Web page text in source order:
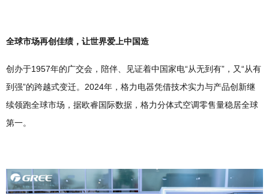
全球市场再创佳绩，让世界爱上中国造
创办于1957年的广交会，陪伴、见证着中国家电“从无到有”，又“从有
到强”的跨越式变迁。2024年，格力电器凭借技术实力与产品创新继
续领跑全球市场，据欧睿国际数据，格力分体式空调零售量稳居全球
第一。